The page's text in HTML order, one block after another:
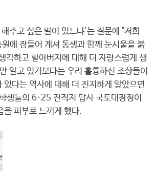
주고 싶은 말이 있느냐'는 질문에 "저희
에 잠들어 계셔 동생과 함께 눈시울을 붉
각하고 할아버지에 대해 더 자랑스럽게 생
알고 있기보다는 우리 훌륭하신 조상들이
있다는 역사에 대해 더 진지하게 알았으면
생들의 6·25 전적지 답사 국토대장정이
을 피부로 느끼게 했다.